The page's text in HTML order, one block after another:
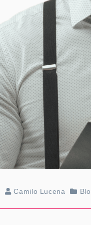
Camilo Lucena